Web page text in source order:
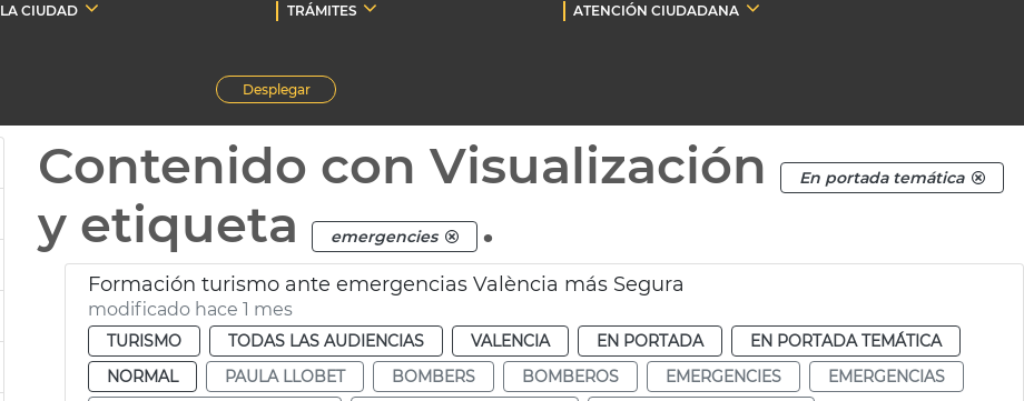
LA CIUDAD TRÁMITES
ATENCIÓN CIUDADANA
Desplegar
Contenido con Visualización En portada temática
y etiqueta emergencies .
Formación turismo ante emergencias València más Segura
modificado hace 1 mes
TURISMO TODAS LAS AUDIENCIAS VALENCIA EN PORTADA
EN PORTADA TEMÁTICA
NORMAL
PAULA LLOBET BOMBERS BOMBEROS EMERGENCIES
EMERGENCIAS